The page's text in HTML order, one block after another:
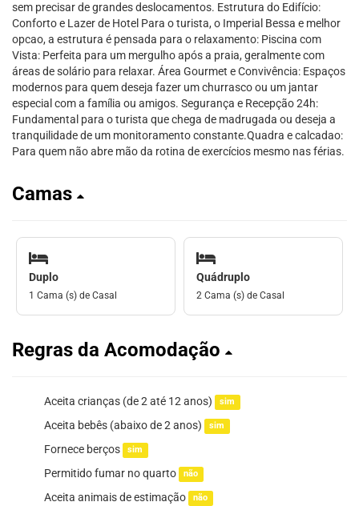
sem precisar de grandes deslocamentos. Estrutura do Edifício:
Conforto e Lazer de Hotel Para o turista, o Imperial Bessa e melhor
opcao, a estrutura é pensada para o relaxamento: Piscina com
Vista: Perfeita para um mergulho após a praia, geralmente com
áreas de solário para relaxar. Área Gourmet e Convivência: Espaços
modernos para quem deseja fazer um churrasco ou um jantar
especial com a família ou amigos. Segurança e Recepção 24h:
Fundamental para o turista que chega de madrugada ou deseja a
tranquilidade de um monitoramento constante.Quadra e calcadao:
Para quem não abre mão da rotina de exercícios mesmo nas férias.
Camas
Duplo
1 Cama (s) de Casal
Quádruplo
2 Cama (s) de Casal
Regras da Acomodação
Aceita crianças (de 2 até 12 anos) sim
Aceita bebês (abaixo de 2 anos) sim
Fornece berços sim
Permitido fumar no quarto não
Aceita animais de estimação não